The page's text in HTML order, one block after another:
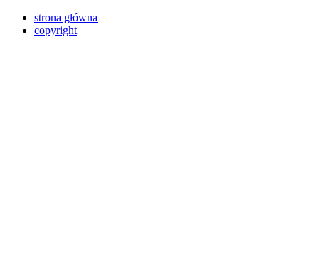
strona główna
copyright